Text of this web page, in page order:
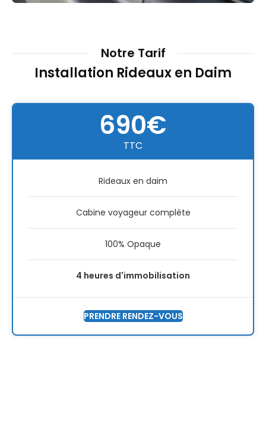
Notre Tarif
Installation Rideaux en Daim
690€
TTC
Rideaux en daim
Cabine voyageur complète
100% Opaque
4 heures d'immobilisation
PRENDRE RENDEZ-VOUS